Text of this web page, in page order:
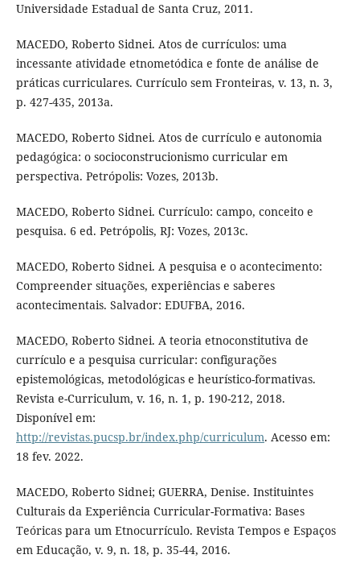
Universidade Estadual de Santa Cruz, 2011.
MACEDO, Roberto Sidnei. Atos de currículos: uma
incessante atividade etnometódica e fonte de análise de
práticas curriculares. Currículo sem Fronteiras, v. 13, n. 3,
p. 427-435, 2013a.
MACEDO, Roberto Sidnei. Atos de currículo e autonomia
pedagógica: o socioconstrucionismo curricular em
perspectiva. Petrópolis: Vozes, 2013b.
MACEDO, Roberto Sidnei. Currículo: campo, conceito e
pesquisa. 6 ed. Petrópolis, RJ: Vozes, 2013c.
MACEDO, Roberto Sidnei. A pesquisa e o acontecimento:
Compreender situações, experiências e saberes
acontecimentais. Salvador: EDUFBA, 2016.
MACEDO, Roberto Sidnei. A teoria etnoconstitutiva de
currículo e a pesquisa curricular: configurações
epistemológicas, metodológicas e heurístico-formativas.
Revista e-Curriculum, v. 16, n. 1, p. 190-212, 2018.
Disponível em:
http://revistas.pucsp.br/index.php/curriculum. Acesso em:
18 fev. 2022.
MACEDO, Roberto Sidnei; GUERRA, Denise. Instituintes
Culturais da Experiência Curricular-Formativa: Bases
Teóricas para um Etnocurrículo. Revista Tempos e Espaços
em Educação, v. 9, n. 18, p. 35-44, 2016.